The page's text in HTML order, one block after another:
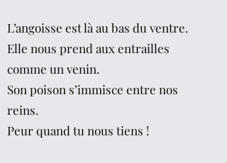
L’angoisse est là au bas du ventre.
Elle nous prend aux entrailles
comme un venin.
Son poison s’immisce entre nos
reins.
Peur quand tu nous tiens !